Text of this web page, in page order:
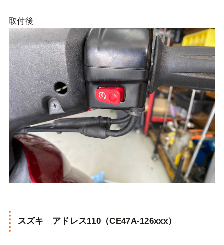
取付後
スズキ アドレス110（CE47A-126xxx）